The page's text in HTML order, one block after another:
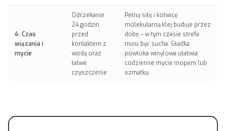
4. Czas
wiązania i
mycie
Odczekanie
24 godzin
przed
kontaktem z
wodą oraz
łatwe
czyszczenie
Pełną siłę i kotwicę
molekularną klej buduje przez
dobę – w tym czasie strefa
musi być sucha. Gładka
powłoka winylowa ułatwia
codzienne mycie mopem lub
szmatką.